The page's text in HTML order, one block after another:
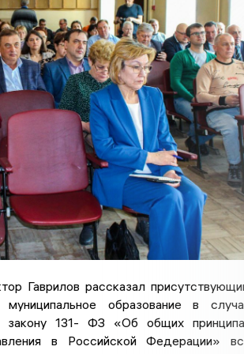
Гаврилов рассказал
образование в
закону 131- ФЗ «Об общих
в Российской Федерации»